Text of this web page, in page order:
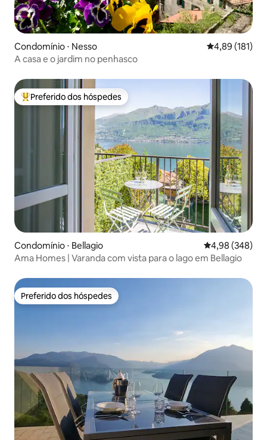
Condomínio ⋅ Nesso 4,89 de uma
4,89 (181)
A casa e o jardim no penhasco
Entre os melhores preferidos dos hóspedes
Preferido dos hóspedes
Condomínio ⋅ Bellagio 4,98 de uma
4,98 (348)
Ama Homes | Varanda com vista para o lago em Bellagio
Preferido dos hóspedes
Preferido dos hóspedes